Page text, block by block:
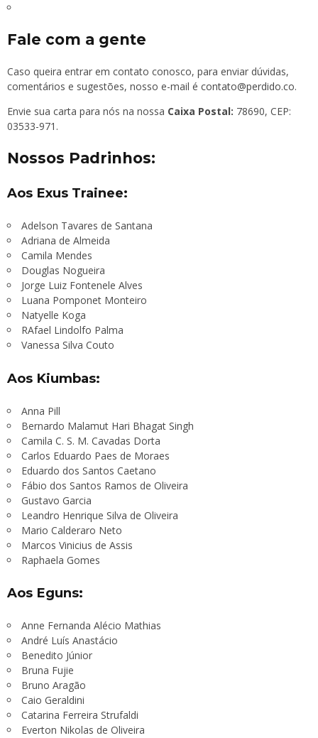
Fale com a gente
Caso queira entrar em contato conosco, para enviar dúvidas,
comentários e sugestões, nosso e-mail é contato@perdido.co.
Envie sua carta para nós na nossa Caixa Postal: 78690, CEP:
03533-971.
Nossos Padrinhos:
Aos Exus Trainee:
Adelson Tavares de Santana
Adriana de Almeida
Camila Mendes
Douglas Nogueira
Jorge Luiz Fontenele Alves
Luana Pomponet Monteiro
Natyelle Koga
RAfael Lindolfo Palma
Vanessa Silva Couto
Aos Kiumbas:
Anna Pill
Bernardo Malamut Hari Bhagat Singh
Camila C. S. M. Cavadas Dorta
Carlos Eduardo Paes de Moraes
Eduardo dos Santos Caetano
Fábio dos Santos Ramos de Oliveira
Gustavo Garcia
Leandro Henrique Silva de Oliveira
Mario Calderaro Neto
Marcos Vinicius de Assis
Raphaela Gomes
Aos Eguns:
Anne Fernanda Alécio Mathias
André Luís Anastácio
Benedito Júnior
Bruna Fujie
Bruno Aragão
Caio Geraldini
Catarina Ferreira Strufaldi
Everton Nikolas de Oliveira